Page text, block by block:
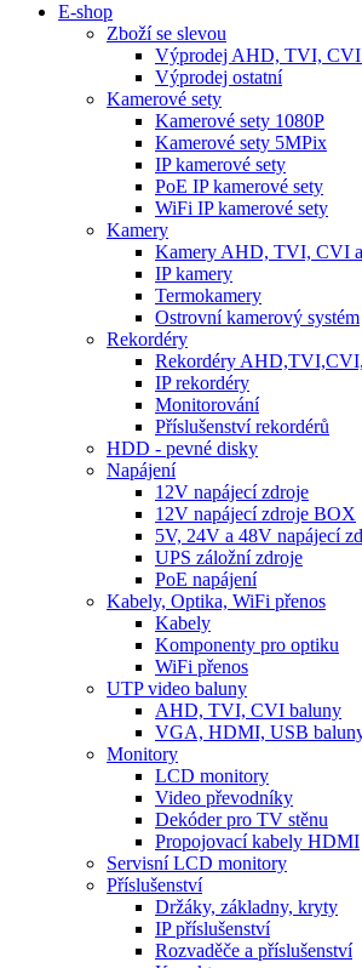
E-shop
Zboží se slevou
Výprodej AHD, TVI, CVI
Výprodej ostatní
Kamerové sety
Kamerové sety 1080P
Kamerové sety 5MPix
IP kamerové sety
PoE IP kamerové sety
WiFi IP kamerové sety
Kamery
Kamery AHD, TVI, CVI
IP kamery
Termokamery
Ostrovní kamerový systém
Rekordéry
Rekordéry
IP rekordéry
Monitorování
Příslušenství rekordérů
HDD - pevné disky
Napájení
12V napájecí zdroje
12V napájecí zdroje BOX
5V, 24V a 48V napájecí
UPS záložní zdroje
PoE napájení
Kabely, Optika, WiFi přenos
Kabely
Komponenty pro optiku
WiFi přenos
UTP video baluny
AHD, TVI, CVI baluny
VGA, HDMI, USB
Monitory
LCD monitory
Video převodníky
Dekóder pro TV stěnu
Propojovací kabely HDMI
Servisní LCD monitory
Příslušenství
Držáky, základny, kryty
IP příslušenství
Rozvaděče a příslušenství